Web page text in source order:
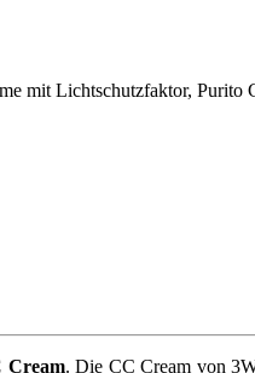
Cream. Die CC Cream von